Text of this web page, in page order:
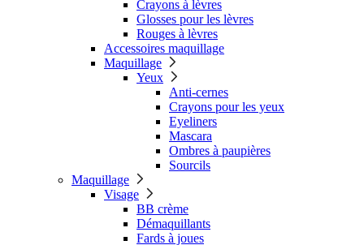
Crayons à lèvres
Glosses pour les lèvres
Rouges à lèvres
Accessoires maquillage
Maquillage
Yeux
Anti-cernes
Crayons pour les yeux
Eyeliners
Mascara
Ombres à paupières
Sourcils
Maquillage
Visage
BB crème
Démaquillants
Fards à joues